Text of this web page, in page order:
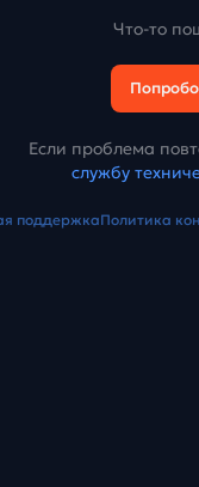
Что-то
Если проблема
службу
поддержкаПолитика